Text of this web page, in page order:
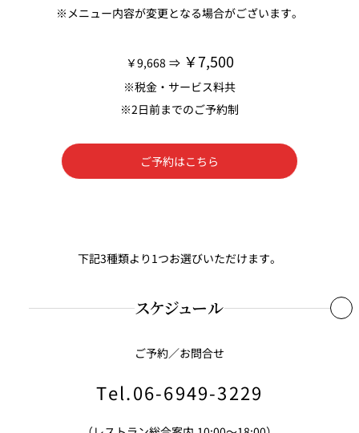
※メニュー内容が変更となる場合がございます。
￥9,668 ⇒ ￥7,500
※税金・サービス料共
※2日前までのご予約制
ご予約はこちら
下記3種類より1つお選びいただけます。
スケジュール
16:00～ オールデイダイニング SATSUKI（1階）
⇓
ご予約／お問合せ
Tel.06-6949-3229